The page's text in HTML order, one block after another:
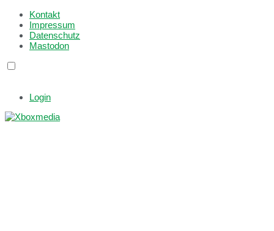
Kontakt
Impressum
Datenschutz
Mastodon
Login